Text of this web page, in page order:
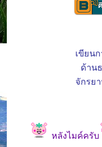
เขียน
ด้าน
จักรย
หลังไมค์ครับ